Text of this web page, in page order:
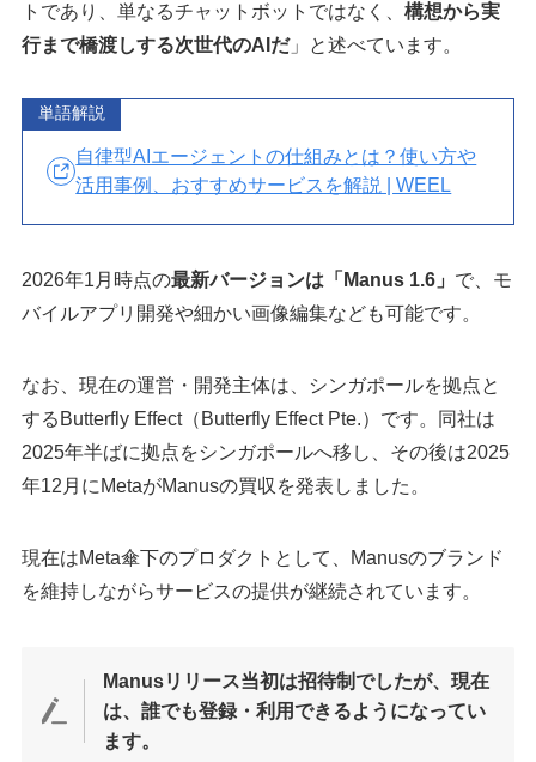
トであり、単なるチャットボットではなく、 構想から実
行まで橋渡しする次世代のAIだ」と述べています。
単語解説
自律型AIエージェントの仕組みとは？使い方や
活用事例、おすすめサービスを解説 | WEEL
2026年1月時点の最新バージョンは「Manus 1.6」 で、モ
バイルアプリ開発や細かい画像編集なども可能です。
なお、現在の運営・開発主体は、シンガポールを拠点と
するButterfly Effect（Butterfly Effect Pte.）です。同社は
2025年半ばに拠点をシンガポールへ移し、その後は2025
年12月にMetaがManusの買収を発表しました。
現在はMeta傘下のプロダクトとして、Manusのブランド
を維持しながらサービスの提供が継続されています。
Manusリリース当初は招待制でしたが、現在
は、誰でも登録・利用できるようになってい
ます。